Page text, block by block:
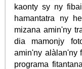
kaonty sy ny
hamantatra ny
mizana amin'ny
dia mamonjy
amin'ny alàlan'ny
programa